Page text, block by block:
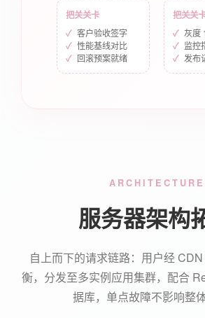
把关关卡
客户验收签字
性能基线对比
回滚预案就绪
把关关
灰度
监控
发布
ARCHITECTURE
服务器架构
自上而下的请求链路：用户经
衡，分发至多实例应用集群，配合
据库，单点故障不影响整体